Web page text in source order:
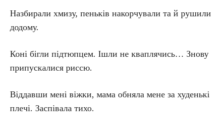
Назбирали хмизу, пеньків накорчували та й рушили
додому.
Коні бігли підтюпцем. Ішли не кваплячись… Знову
припускалися риссю.
Віддавши мені віжки, мама обняла мене за худенькі
плечі. Заспівала тихо.